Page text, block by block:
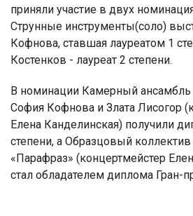
приняли участие в двух
Струнные инструменты(соло)
Кофнова, ставшая лауреатом 1
Костенков - лауреат 2 степени.
В номинации Камерный ансамбль
София Кофнова и Злата Лисогор
Елена Канделинская) получили
степени, а Образцовый
«Парафраз» (концертмейстер
стал обладателем диплома Гран-